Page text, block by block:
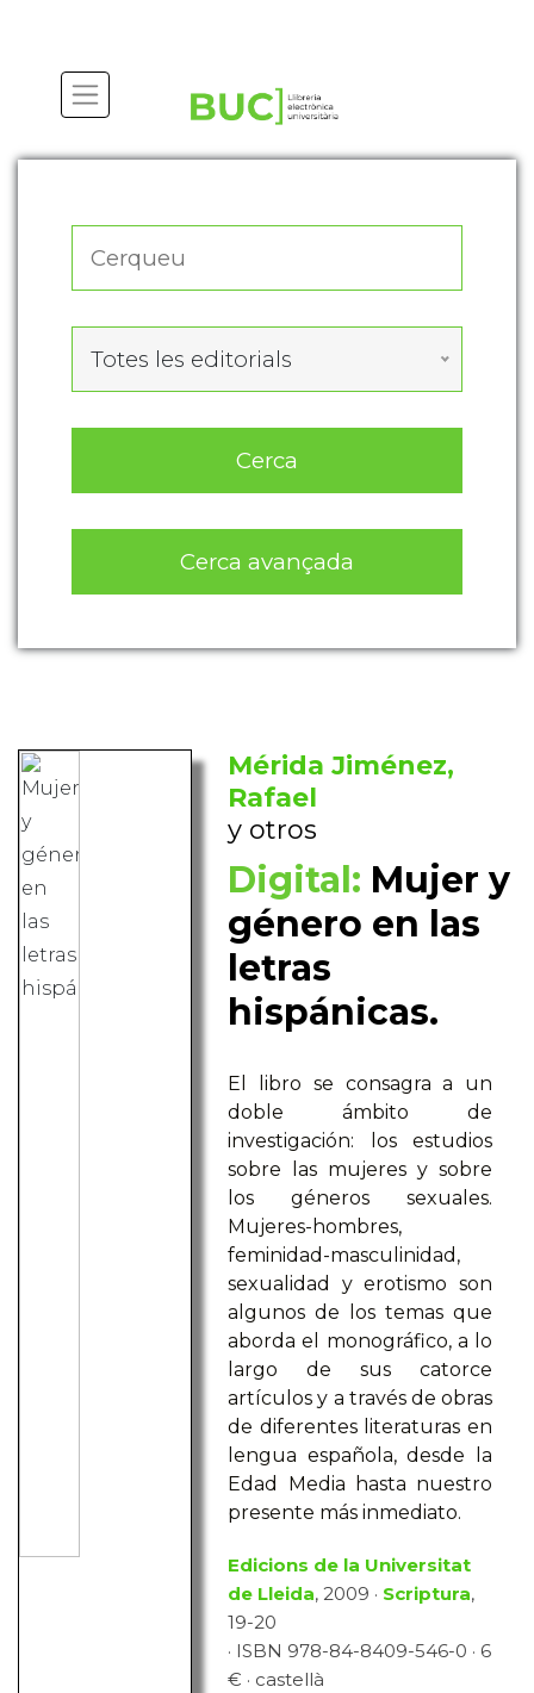
Totes les editorials
Cerca
Cerca avançada
Mérida Jiménez,
Rafael
y otros
Digital: Mujer y
género en las
letras
hispánicas.
El libro se consagra a un
doble ámbito de
investigación: los estudios
sobre las mujeres y sobre
los géneros sexuales.
Mujeres-hombres,
feminidad-masculinidad,
sexualidad y erotismo son
algunos de los temas que
aborda el monográfico, a lo
largo de sus catorce
artículos y a través de obras
de diferentes literaturas en
lengua española, desde la
Edad Media hasta nuestro
presente más inmediato.
Edicions de la Universitat
de Lleida, 2009 · Scriptura,
19-20
· ISBN 978-84-8409-546-0 · 6
€ · castellà